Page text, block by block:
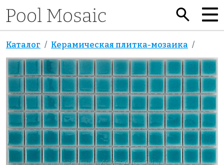
Каталог Керамическая плитка-мозаика